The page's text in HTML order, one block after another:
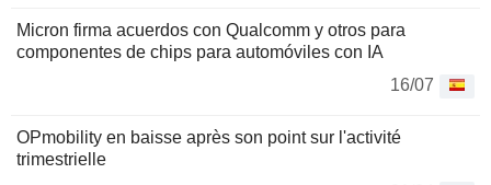
Micron firma acuerdos con Qualcomm y otros para
componentes de chips para automóviles con IA
16/07
OPmobility en baisse après son point sur l'activité
trimestrielle